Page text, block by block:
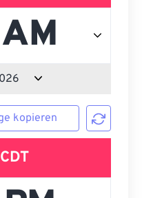
kopieren